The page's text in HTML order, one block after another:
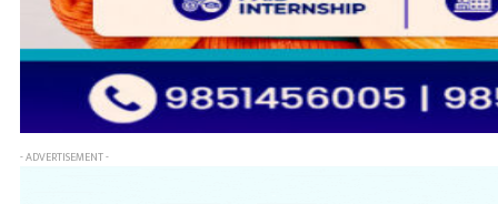
- ADVERTISEMENT -